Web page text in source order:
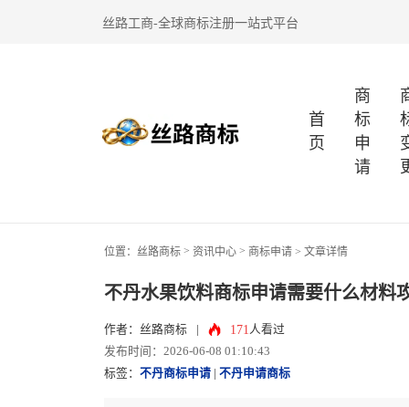
丝路工商-全球商标注册一站式平台
首
页
商
标
申
请
位置： 丝路商标 > 资讯中心 > 商标申请 > 文章详情
不丹水果饮料商标申请需要什么材料
作者：丝路商标 171 人看过
发布时间：2026-06-08 01:10:43
标签： 不丹商标申请 不丹申请商标